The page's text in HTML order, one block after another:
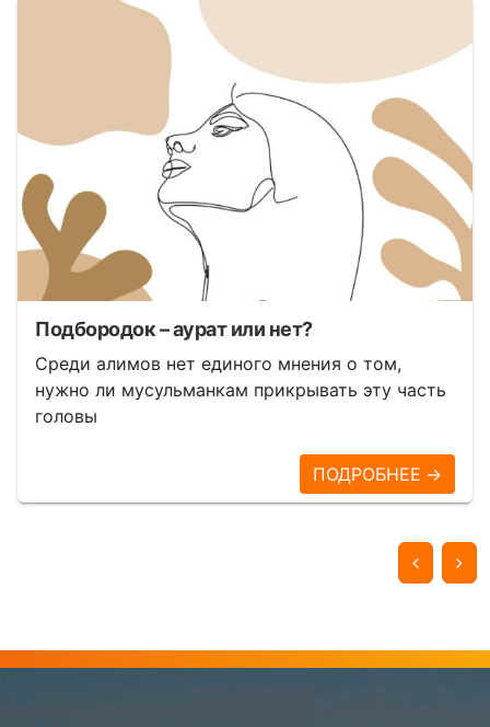
Подбородок – аурат или нет?
Среди алимов нет единого мнения о том,
нужно ли мусульманкам прикрывать эту часть
головы
ПОДРОБНЕЕ →